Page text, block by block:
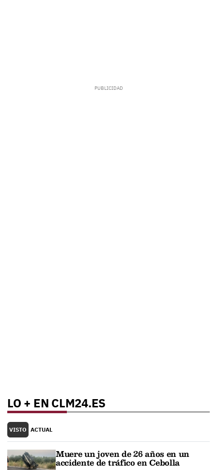
LO + EN CLM24.ES
VISTO ACTUAL
Muere un joven de 26 años en un
accidente de tráfico en Cebolla